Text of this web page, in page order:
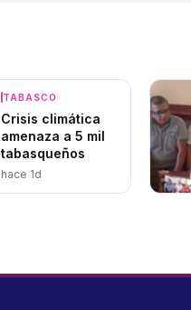
TABASCO
Crisis climática
amenaza a 5 mil
tabasqueños
hace 1d